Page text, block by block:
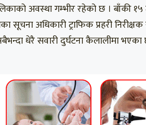
अवस्था गम्भीर रहेको छ । बाँकी
सूचना अधिकारी ट्राफिक प्रहरी
धेरै सवारी दुर्घटना कैलालीमा